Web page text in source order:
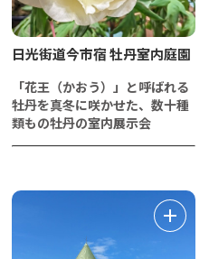
日光街道今市宿 牡丹室内庭園
「花王（かおう）」と呼ばれる
牡丹を真冬に咲かせた、数十種
類もの牡丹の室内展示会